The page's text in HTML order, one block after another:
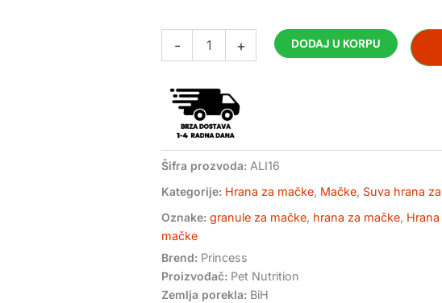
-
maintenance
hrana
odrasle
mačke
15kg
piletina
količina
+ DODAJ U KORPU
Šifra prozvoda: ALI16
Kategorije: Hrana za mačke, Mačke, Suva hrana
Oznake: granule za mačke, hrana za mačke,
mačke
Brend: Princess
Proizvođač: Pet Nutrition
Zemlja porekla: BiH